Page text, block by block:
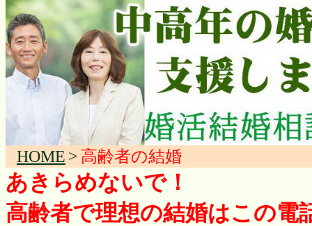
HOME > 高齢者の結婚
あきらめないで！
高齢者で理想の結婚はこの電